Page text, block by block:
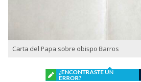
Carta del Papa sobre obispo Barros
¿ENCONTRASTE UN
ERROR?